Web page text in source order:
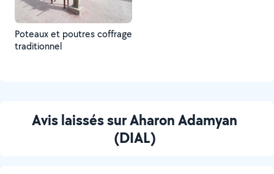
Poteaux et poutres coffrage
traditionnel
Avis laissés sur Aharon Adamyan
(DIAL)